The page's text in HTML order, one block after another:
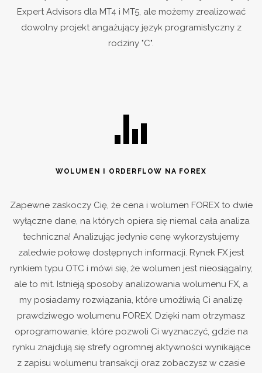
Expert Advisors dla MT4 i MT5, ale możemy zrealizować
dowolny projekt angażujący język programistyczny z
rodziny "C".
WOLUMEN I ORDERFLOW NA FOREX
Zapewne zaskoczy Cię, że cena i wolumen FOREX to dwie
wyłączne dane, na których opiera się niemal cała analiza
techniczna! Analizując jedynie cenę wykorzystujemy
zaledwie połowę dostępnych informacji. Rynek FX jest
rynkiem typu OTC i mówi się, że wolumen jest nieosiągalny,
ale to mit. Istnieją sposoby analizowania wolumenu FX, a
my posiadamy rozwiązania, które umożliwią Ci analizę
prawdziwego wolumenu FOREX. Dzięki nam otrzymasz
oprogramowanie, które pozwoli Ci wyznaczyć, gdzie na
rynku znajdują się strefy ogromnej aktywności wynikające
z zapisu wolumenu transakcji oraz zobaczysz w czasie